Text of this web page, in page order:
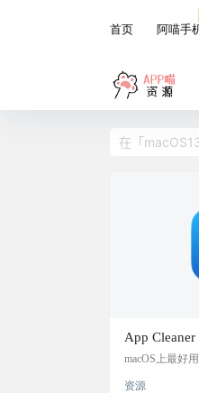
首页 阿喵手
App
macOS上最好
资源